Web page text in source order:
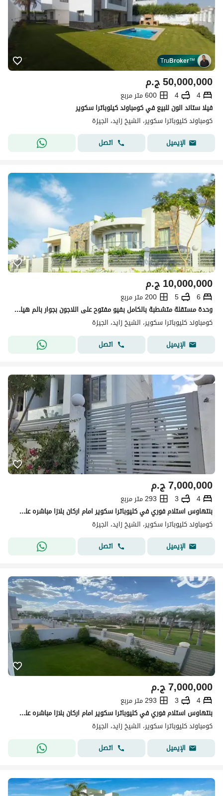
TruBroker™
ج.م50,000,000
4
4
600 متر مربع
فيلا ستاند الون للبيع في كومباوند كيلوباترا سكوير
كومباوند كليوباترا سكوير، الشيخ زايد، الجيزة
الإيميل
اتصل
ج.م10,000,000
6
5
200 متر مربع
وحدة مستقلة متشطبة بالكامل بفيو مفتوح على اللاجون بجوار بالم هيلز و دقائق من اركان بلازا
كومباوند كليوباترا سكوير، الشيخ زايد، الجيزة
الإيميل
اتصل
ج.م7,000,000
4
3
293 متر مربع
بنتهاوس استلام فوري في كليوباترا سكوير امام اركان بلازا مباشره علي المحور و بالقرب من The Crown و New Giza
كومباوند كليوباترا سكوير، الشيخ زايد، الجيزة
الإيميل
اتصل
ج.م7,000,000
4
3
293 متر مربع
بنتهاوس استلام فوري في كليوباترا سكوير امام اركان بلازا مباشره علي المحور و بالقرب من The Crown و New Giza
كومباوند كليوباترا سكوير، الشيخ زايد، الجيزة
الإيميل
اتصل